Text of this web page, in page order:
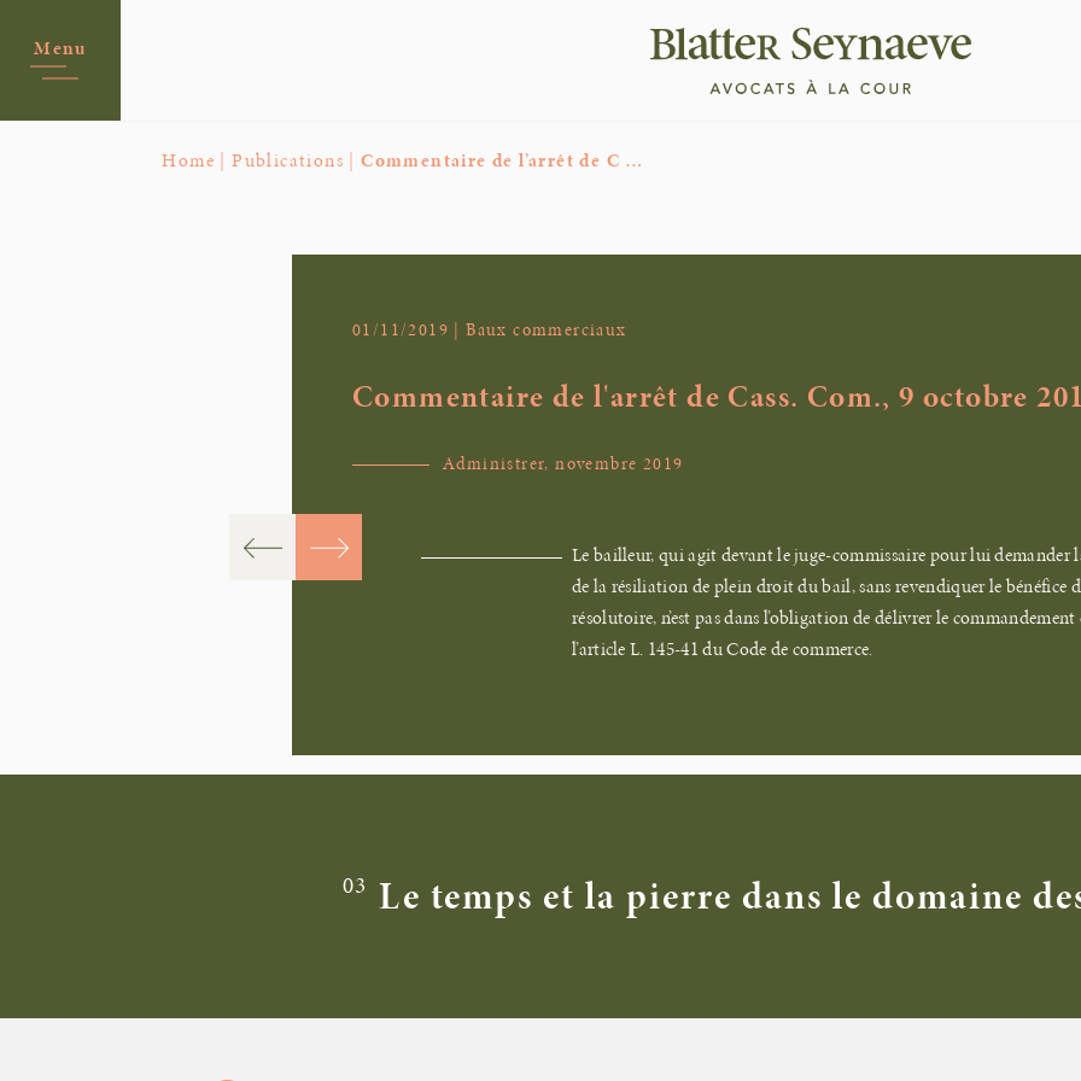
Menu
Home | Publications | Commentaire de l’arrêt de C …
01/11/2019 | Baux commerciaux
Commentaire de l'arrêt de Cass. Com., 9 octobre
Administrer, novembre 2019
Le bailleur, qui agit devant le juge-commissaire pour lui demander
de la résiliation de plein droit du bail, sans revendiquer le bénéfice
résolutoire, n’est pas dans l’obligation de délivrer le
l’article L. 145-41 du Code de commerce.
03 Le temps et la pierre dans le domaine